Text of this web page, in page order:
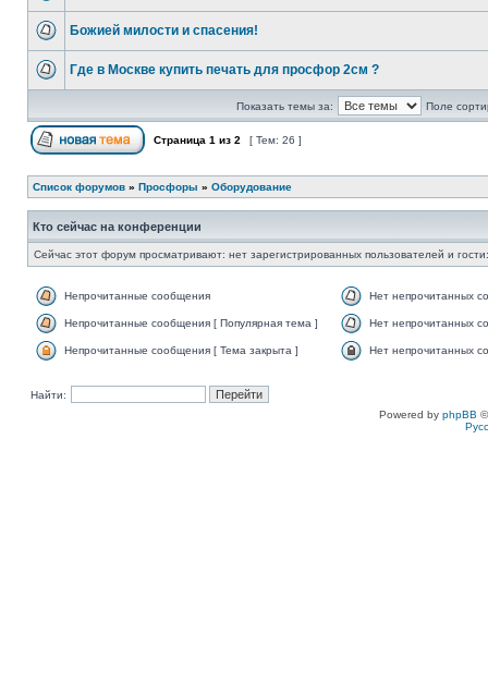
Божией милости и спасения!
Где в Москве купить печать для просфор 2см ?
Показать темы за: Поле
Страница 1 из 2 [ Тем: 26 ]
Список форумов » Просфоры » Оборудование
Кто сейчас на конференции
Сейчас этот форум просматривают: нет зарегистрированных пользователей и
Непрочитанные сообщения Нет непрочитанных
Непрочитанные сообщения [ Популярная тема ] Нет непрочитанных
Непрочитанные сообщения [ Тема закрыта ] Нет непрочитанных
Найти:
Powered by phpBB